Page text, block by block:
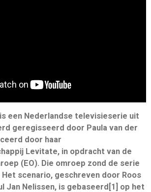
een Nederlandse televisieserie uit
geregisseerd door Paula van der
door haar
Levitate, in opdracht van de
(EO). Die omroep zond de serie
Het scenario, geschreven door Roos
Jan Nelissen, is gebaseerd[1] op het